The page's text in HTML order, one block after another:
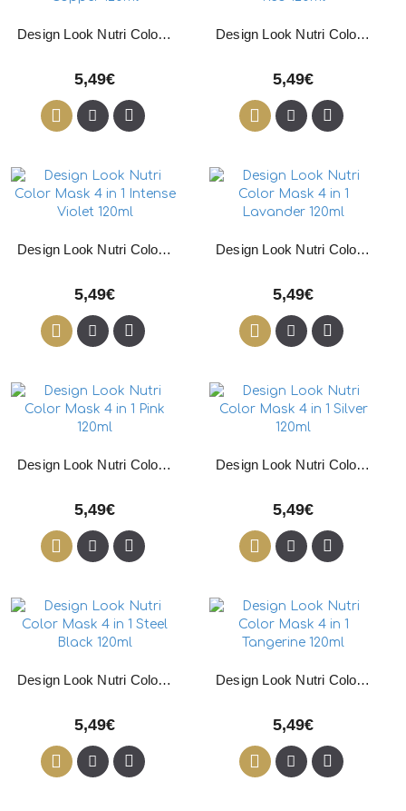
Design Look Nutri Color Mask 4 in 1 Intense Copper 120ml
5,49€
Design Look Nutri Color Mask 4 in 1 Intense Red 120ml
5,49€
Design Look Nutri Color Mask 4 in 1 Intense Violet 120ml
5,49€
Design Look Nutri Color Mask 4 in 1 Lavander 120ml
5,49€
Design Look Nutri Color Mask 4 in 1 Pink 120ml
5,49€
Design Look Nutri Color Mask 4 in 1 Silver 120ml
5,49€
Design Look Nutri Color Mask 4 in 1 Steel Black 120ml
5,49€
Design Look Nutri Color Mask 4 in 1 Tangerine 120ml
5,49€